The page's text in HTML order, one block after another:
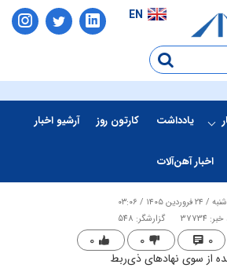
EN
یادداشت کارتون روز آرشیو اخبار
اخبار آهن‌آلات
فروردین ۱۴۰۵ / ۰۳:۰۶
37734
گزارشگر: 548
۰ ۰ ۰
از سوی نهادهای ذی‌ربط